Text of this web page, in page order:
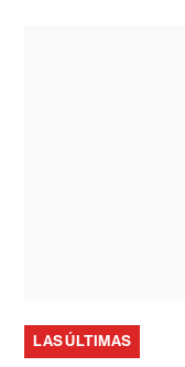
LAS ÚLTIMAS